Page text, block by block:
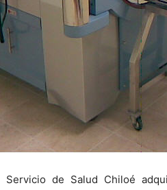
de Salud Chiloé